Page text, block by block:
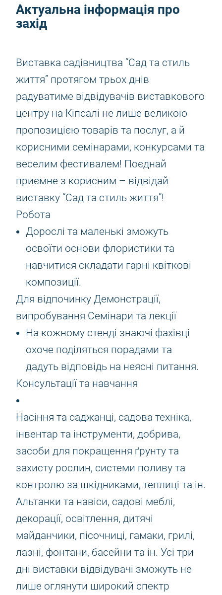
Актуальна інформація про
захід
Виставка садівництва “Сад та стиль
життя” протягом трьох днів
радуватиме відвідувачів виставкового
центру на Кіпсалі не лише великою
пропозицією товарів та послуг, а й
корисними семінарами, конкурсами та
веселим фестивалем! Поєднай
приємне з корисним – відвідай
виставку “Сад та стиль життя”!
Робота
Дорослі та маленькі зможуть
освоїти основи флористики та
навчитися складати гарні квіткові
композиції.
Для відпочинку Демонстрації,
випробування Семінари та лекції
На кожному стенді знаючі фахівці
охоче поділяться порадами та
дадуть відповідь на неясні питання.
Консультації та навчання
Насіння та саджанці, садова техніка,
інвентар та інструменти, добрива,
засоби для покращення ґрунту та
захисту рослин, системи поливу та
контролю за шкідниками, теплиці та ін.
Альтанки та навіси, садові меблі,
декорації, освітлення, дитячі
майданчики, пісочниці, гамаки, грилі,
лазні, фонтани, басейни та ін. Усі три
дні виставки відвідувачі зможуть не
лише оглянути широкий спектр